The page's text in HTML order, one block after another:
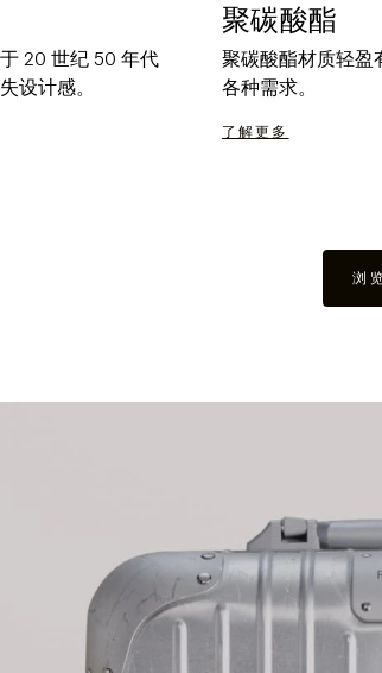
20 世纪 50 年代
设计感。
聚碳酸酯
聚碳酸酯材质轻盈
各种需求。
了解更多
浏